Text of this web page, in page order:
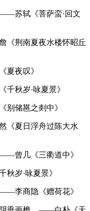
苏轼《菩萨蛮·回文
《荆南夏夜水楼怀昭丘
夏夜叹》
秋岁·咏夏景》
储邕之剡中》
《夏日浮舟过陈大水
曾几《三衢道中》
岁·咏夏景》
李商隐《赠荷花》